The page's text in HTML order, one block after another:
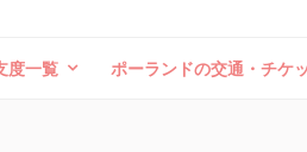
度一覧 ポーランドの交通・チケ